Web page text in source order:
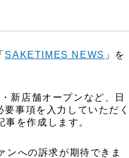
SAKETIMES NEWS 」を
新店舗オープンなど、日
事項を入力していただく
を作成します。
ンへの訴求が期待できま